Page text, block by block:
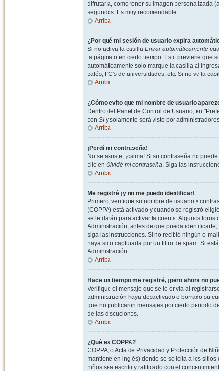
difrutaría, como tener su imagen personalizada
segundos. Es muy recomendable.
Arriba
¿Por qué mi sesión de usuario expira
Si no activa la casilla Entrar automáticamente
la página o en cierto tiempo. Esto previene que
automáticamente solo marque la casilla al
cafés, PC's de universidades, etc. Si no ve la
Arriba
¿Cómo evito que mi nombre de usuario
Dentro del Panel de Control de Usuario, en
con SIy solamente será visto por
Arriba
¡Perdí mi contraseña!
No se asuste, ¡calma! Si su contraseña no
clic en Olvidé mi contraseña. Siga las
Arriba
Me registré ¡y no me puedo identificar!
Primero, verifique su nombre de usuario y
(COPPA) está activado y cuando se registró
se le darán para activar la cuenta. Algunos
Administración, antes de que pueda
siga las instrucciones. Si no recibió ningún e-
haya sido capturada por un filtro de spam. Si
Administración.
Arriba
Hace un tiempo me registré, ¡pero ahora no
Verifique el mensaje que se le envia al
administración haya desactivado o borrado su
que no publicaron mensajes por cierto periodo
de las discuciones.
Arriba
¿Qué es COPPA?
COPPA, o Acta de Privacidad y Protección de
mantiene en inglés) donde se solicita a los
niños sea escrito y ratificado con el